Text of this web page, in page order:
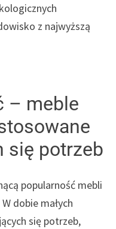
z najwyższą
– meble
się potrzeb
popularność mebli
dobie małych
się potrzeb,